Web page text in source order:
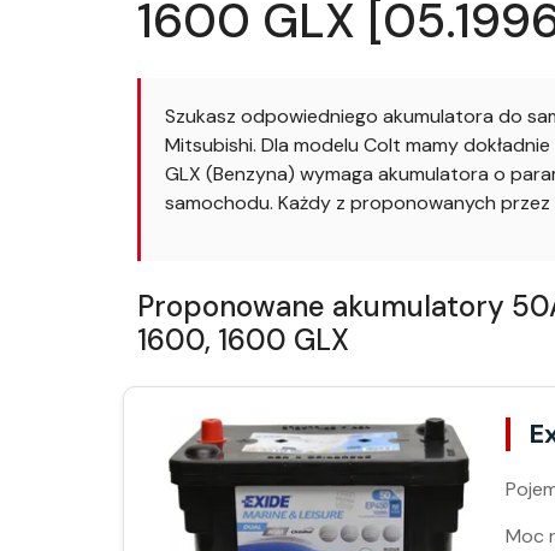
1600 GLX
Szukasz odpowiedniego akumulatora do
Mitsubishi. Dla modelu Colt mamy
GLX (Benzyna) wymaga akumulatora o
samochodu. Każdy z proponowanych
Proponowane akumulatory
1600, 1600 GLX
Moc